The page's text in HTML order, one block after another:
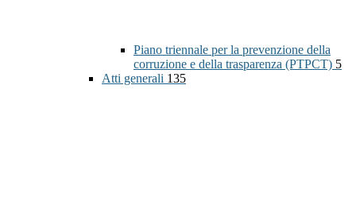
Piano triennale per la prevenzione della
corruzione e della trasparenza (PTPCT) 5
Atti generali 135